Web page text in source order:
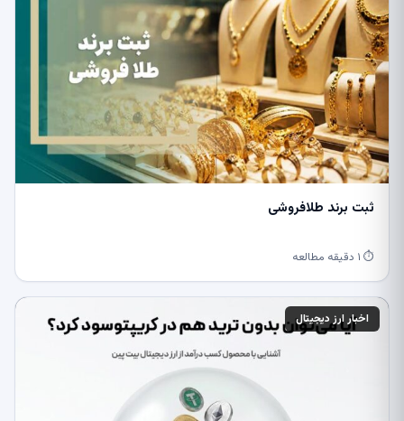
ثبت برند طلافروشی
⏱ ۱ دقیقه مطالعه
اخبار ارز دیجیتال